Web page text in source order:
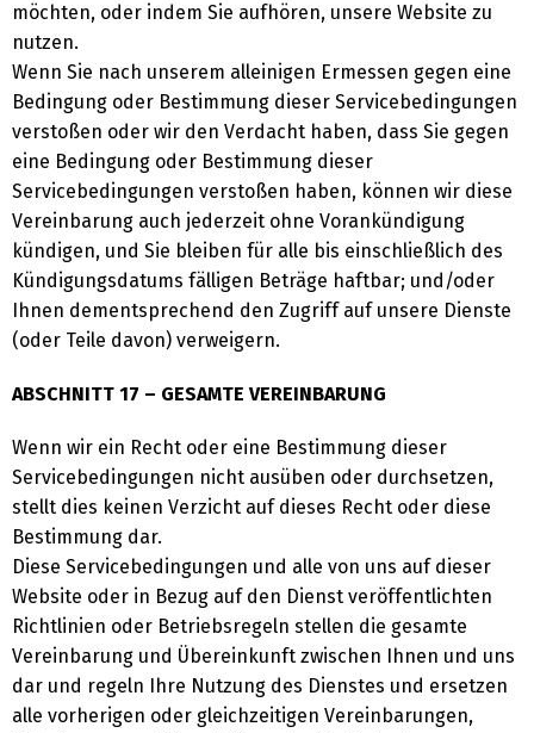
möchten, oder indem Sie aufhören, unsere Website zu
nutzen.
Wenn Sie nach unserem alleinigen Ermessen gegen eine
Bedingung oder Bestimmung dieser Servicebedingungen
verstoßen oder wir den Verdacht haben, dass Sie gegen
eine Bedingung oder Bestimmung dieser
Servicebedingungen verstoßen haben, können wir diese
Vereinbarung auch jederzeit ohne Vorankündigung
kündigen, und Sie bleiben für alle bis einschließlich des
Kündigungsdatums fälligen Beträge haftbar; und/oder
Ihnen dementsprechend den Zugriff auf unsere Dienste
(oder Teile davon) verweigern.
ABSCHNITT 17 – GESAMTE VEREINBARUNG
Wenn wir ein Recht oder eine Bestimmung dieser
Servicebedingungen nicht ausüben oder durchsetzen,
stellt dies keinen Verzicht auf dieses Recht oder diese
Bestimmung dar.
Diese Servicebedingungen und alle von uns auf dieser
Website oder in Bezug auf den Dienst veröffentlichten
Richtlinien oder Betriebsregeln stellen die gesamte
Vereinbarung und Übereinkunft zwischen Ihnen und uns
dar und regeln Ihre Nutzung des Dienstes und ersetzen
alle vorherigen oder gleichzeitigen Vereinbarungen,